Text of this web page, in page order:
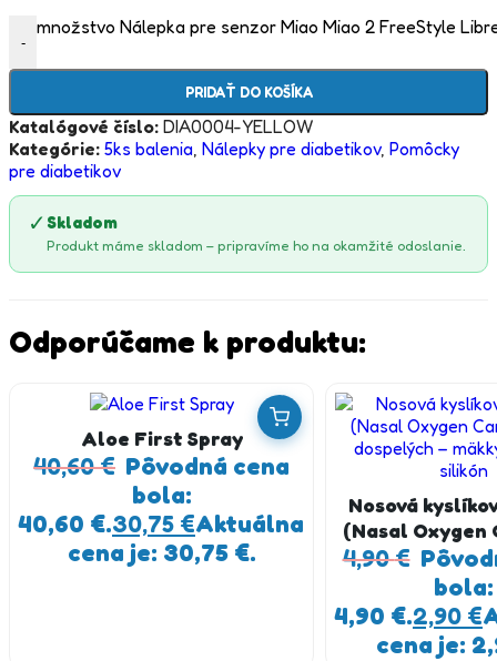
-
množstvo Nálepka pre senzor Miao Miao 2 FreeStyle
PRIDAŤ DO KOŠÍKA
Katalógové číslo: DIA0004-YELLOW
Kategórie: 5ks balenia, Nálepky pre diabetikov, Pomôcky
pre diabetikov
✓ Skladom
Produkt máme skladom – pripravíme ho na okamžité odoslanie.
Odporúčame k produktu:
Aloe First Spray
40,60€ Pôvodná cena
bola:
40,60 €.30,75 €Aktuálna
cena je: 30,75 €.
Nosová
(Nasal Oxygen
pre dospelých
lekársky
4,90€
bola:
4,90 €.2,90 €
cena je: